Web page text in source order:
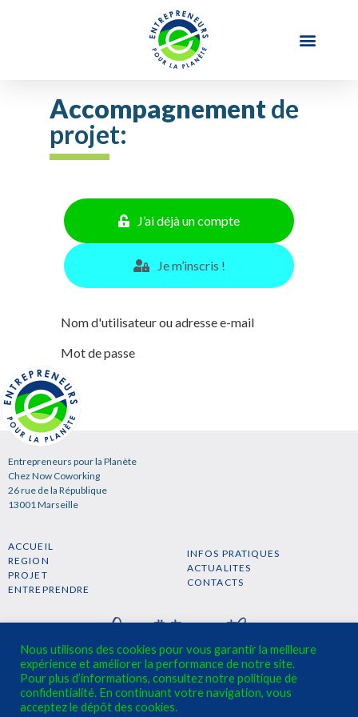
Accompagnementde
projet:
J’ai déjà un compte
Je m’inscris !
Nom d'utilisateur ou adresse e-mail
Mot de passe
Entrepreneurs pour la Planète
Chez Now Coworking
26 rue de la République
13001 Marseille
ACCUEIL
REGION
PROJET
ENTREPRENDRE
INFOS PRATIQUES
ACTUALITES
CONTACTS
S'INSCRIRE A LA NEWSLETTER →
Nous utilisons des cookies pour vous garantir la meilleure
expérience et améliorer la performance de notre site.
Pour plus d’informations, consultez notre politique de
confidentialité. En continuant votre navigation, vous
acceptez le dépôt des cookies.